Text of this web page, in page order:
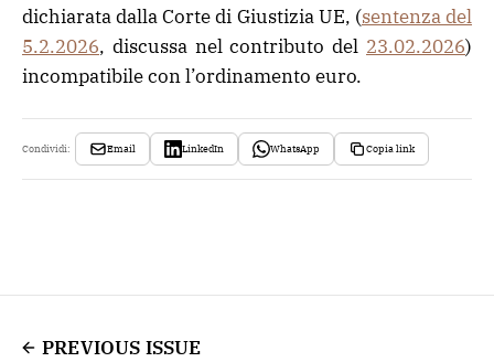
dichiarata dalla Corte di Giustizia UE, (sentenza del
5.2.2026, discussa nel contributo del 23.02.2026)
incompatibile con l’ordinamento euro.
Condividi: Email LinkedIn WhatsApp Copia link
PREVIOUS ISSUE